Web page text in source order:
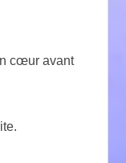
cœur avant